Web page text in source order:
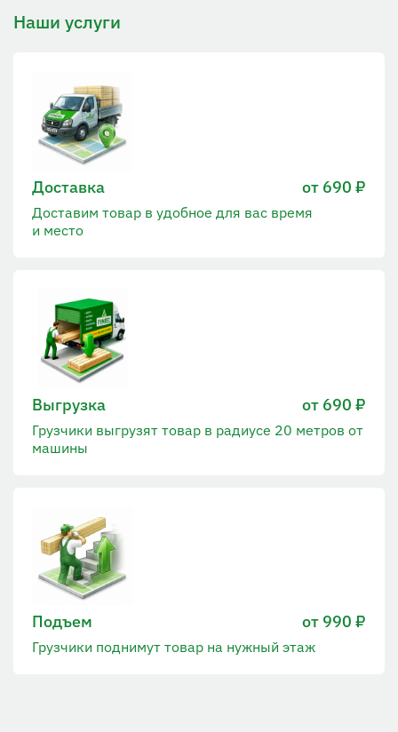
Наши услуги
Доставка от 690 ₽
Доставим товар в удобное для вас время
и место
Выгрузка от 690 ₽
Грузчики выгрузят товар в радиусе 20 метров от
машины
Подъем от 990 ₽
Грузчики поднимут товар на нужный этаж